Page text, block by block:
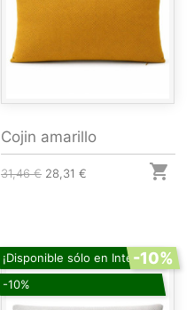
Cojin amarillo
31,46 € 28,31 € 
¡Disponible sólo en Internet!
-10%
-10%